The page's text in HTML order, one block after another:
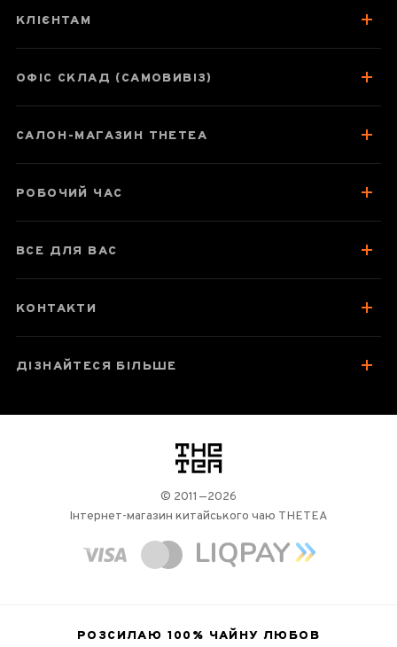
Паспорт товару
Смак, аромат, колір
КЛІЄНТАМ
ОФІС СКЛАД (САМОВИВІЗ)
САЛОН-МАГАЗИН THETEA
РОБОЧИЙ ЧАС
ВСЕ ДЛЯ ВАС
КОНТАКТИ
ДІЗНАЙТЕСЯ БІЛЬШЕ
логотип
© 2011—2026
Інтернет-магазин китайського чаю THETEA
РОЗСИЛАЮ 100% ЧАЙНУ ЛЮБОВ